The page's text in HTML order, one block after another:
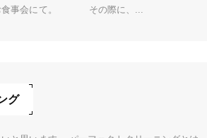
お食事会にて。 その際に、...
グ